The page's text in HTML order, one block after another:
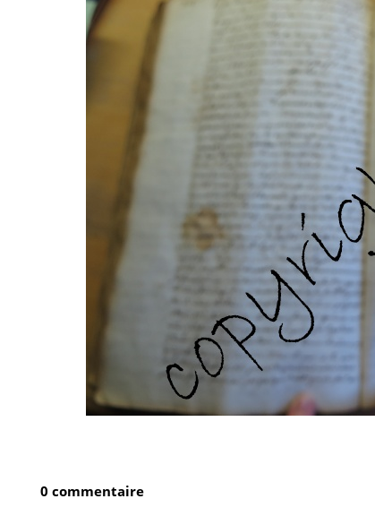
0 commentaire